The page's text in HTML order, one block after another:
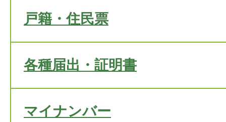
戸籍・住民票
各種届出・証明書
マイナンバー